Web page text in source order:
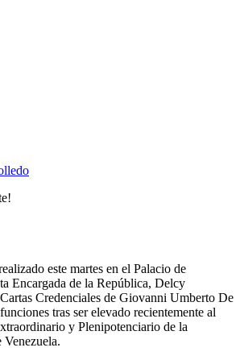
este martes en el Palacio de
Encargada de la República, Delcy
Credenciales de Giovanni Umberto De
tras ser elevado recientemente al
y Plenipotenciario de la